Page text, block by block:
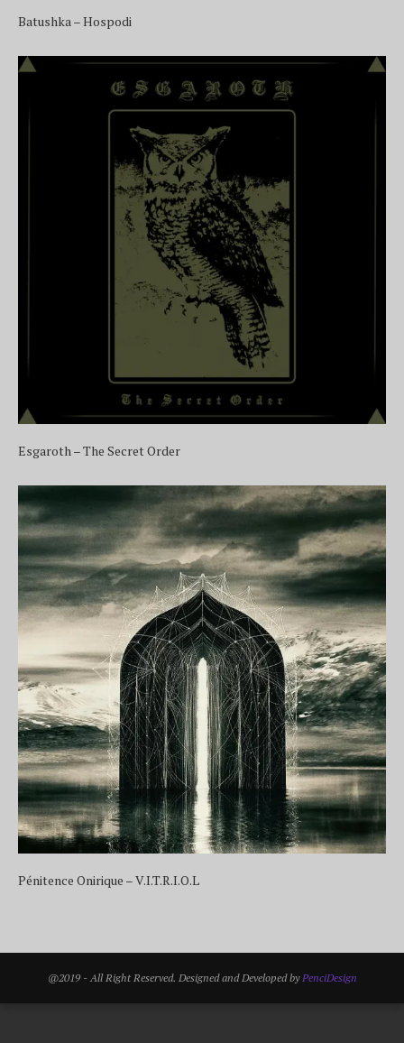
Batushka – Hospodi
Esgaroth – The Secret Order
Pénitence Onirique – V.I.T.R.I.O.L
@2019 - All Right Reserved. Designed and Developed byPenciDesign